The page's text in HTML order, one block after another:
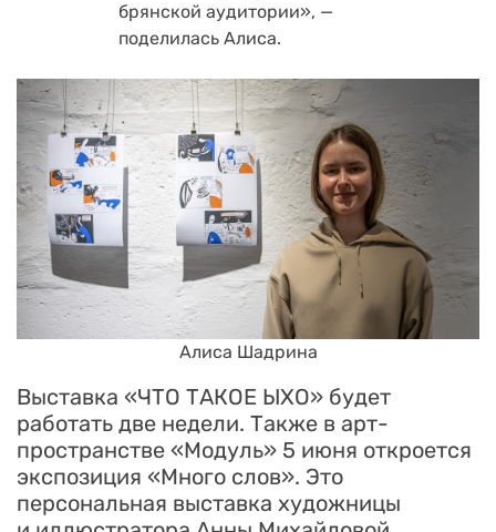
брянской аудитории», —
поделилась Алиса.
Алиса Шадрина
Выставка «ЧТО ТАКОЕ ЫХО» будет
работать две недели. Также в арт-
пространстве «Модуль» 5 июня откроется
экспозиция «Много слов». Это
персональная выставка художницы